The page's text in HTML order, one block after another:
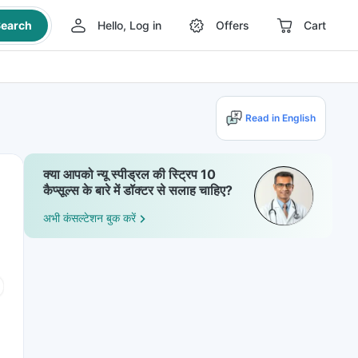
Hello, Log in Offers Cart
Read in English
क्या आपको न्यू स्पीड्रल की स्ट्रिप 10
कैप्सूल्स के बारे में डॉक्टर से सलाह चाहिए?
अभी कंसल्टेशन बुक करें